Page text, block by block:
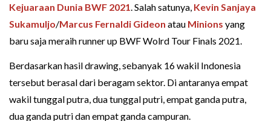
Kejuaraan Dunia BWF 2021. Salah satunya, Kevin Sanjaya
Sukamuljo/Marcus Fernaldi Gideon atau Minions yang
baru saja meraih runner up BWF Wolrd Tour Finals 2021.
Berdasarkan hasil drawing, sebanyak 16 wakil Indonesia
tersebut berasal dari beragam sektor. Di antaranya empat
wakil tunggal putra, dua tunggal putri, empat ganda putra,
dua ganda putri dan empat ganda campuran.